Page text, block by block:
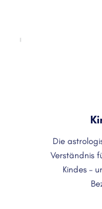
Die
Verständnis
Kindes –